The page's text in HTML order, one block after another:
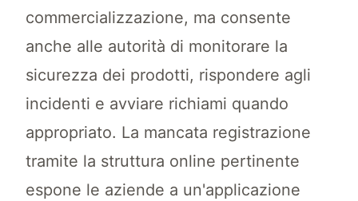
commercializzazione, ma consente
anche alle autorità di monitorare la
sicurezza dei prodotti, rispondere agli
incidenti e avviare richiami quando
appropriato. La mancata registrazione
tramite la struttura online pertinente
espone le aziende a un'applicazione